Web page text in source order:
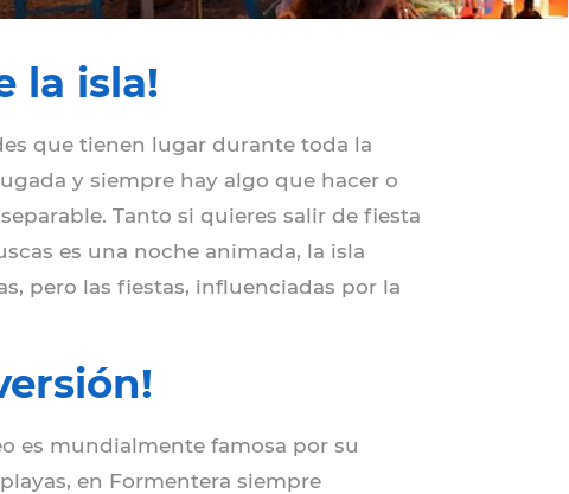
la isla!
que tienen lugar durante toda la
y siempre hay algo que hacer o
Tanto si quieres salir de fiesta
es una noche animada, la isla
pero las fiestas, influenciadas por la
es mundialmente famosa por su
en Formentera siempre